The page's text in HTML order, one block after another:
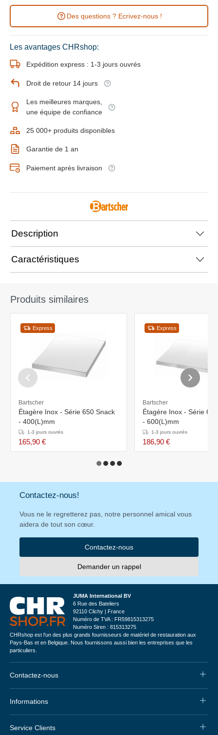
Des questions ? Ecrivez-nous !
Les avantages CHRshop:
Expédition express : 1-3 jours ouvrés
Droit de retour 14 jours
Les meilleures marques,
une équipe de confiance
25 000+ produits disponibles
Garantie de 1 an
Paiement après livraison
Description
Caractéristiques
Produits similaires
Express
Bartscher
Étagère Inox - Série 650 Snack
- 400(L)mm
1-3 jours ouvrés
165,90 €
Express
Bartscher
Étagère Inox - Série
- 600(L)mm
1-3 jours ouvrés
186,90 €
Contactez-nous!
Vous ne le regretterez pas, notre personnel amical vous
aidera de tout son cœur.
Contactez-nous
Demander un rappel
JUMA International BV
6 Rue des Bateliers
92110 Clichy | France
Numéro de TVA : FR59815313275
Numéro Siren : 815313275
CHRshop est l'un des plus grands fournisseurs de matériel de restauration aux
Pays-Bas et en Belgique. Nous fournissons aussi bien les entreprises que les
particuliers.
Contactez-nous
Informations
Service Clients